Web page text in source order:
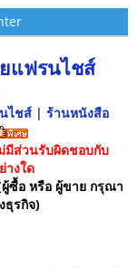
แฟรนไชส์
ไชส์ | ร้านหนังสือ
มีส่วนรับผิดชอบกับ
างใด
ผู้ซื้อ หรือ ผู้ขาย กรุณา
รกิจ)